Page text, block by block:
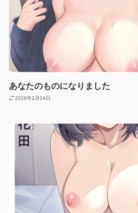
あなたのものになりました
2026年2月24日